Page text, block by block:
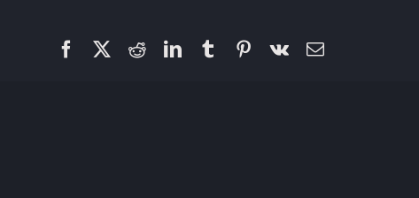
FacebookRedditLinkedIn
TumblrPinterest
Vk Email